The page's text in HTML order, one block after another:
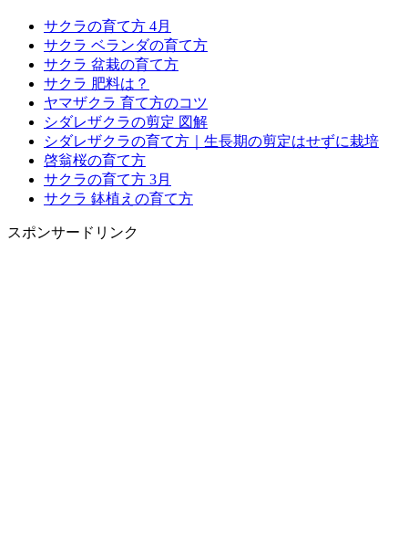
サクラの育て方 4月
サクラ ベランダの育て方
サクラ 盆栽の育て方
サクラ 肥料は？
ヤマザクラ 育て方のコツ
シダレザクラの剪定 図解
シダレザクラの育て方｜生長期の剪定はせずに栽培
啓翁桜の育て方
サクラの育て方 3月
サクラ 鉢植えの育て方
スポンサードリンク